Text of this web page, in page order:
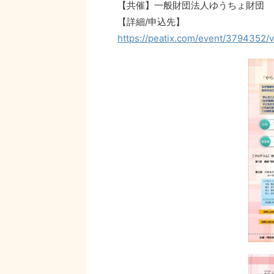
【共催】一般財団法人ゆうちょ財団
【詳細/申込先】
https://peatix.com/event/3794352/